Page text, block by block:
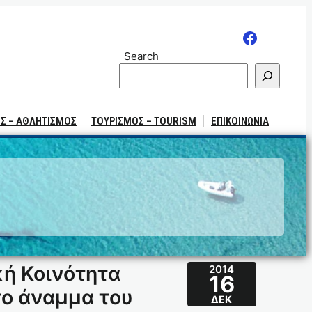
Search
– ΑΘΛΗΤΙΣΜΟΣ ΤΟΥΡΙΣΜΟΣ – TOURISM ΕΠΙΚΟΙΝΩΝΙΑ
Κοινότητα
άναμμα του
2014
16
ΔΕΚ